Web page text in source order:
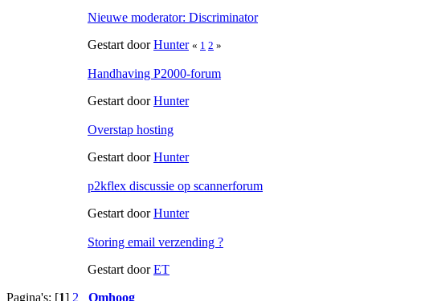
Nieuwe moderator: Discriminator
Gestart doorHunter « 1 2 »
Handhaving P2000-forum
Gestart doorHunter
Overstap hosting
Gestart doorHunter
p2kflex discussie op scannerforum
Gestart doorHunter
Storing email verzending ?
Gestart doorET
Pagina's: [1] 2 Omhoog